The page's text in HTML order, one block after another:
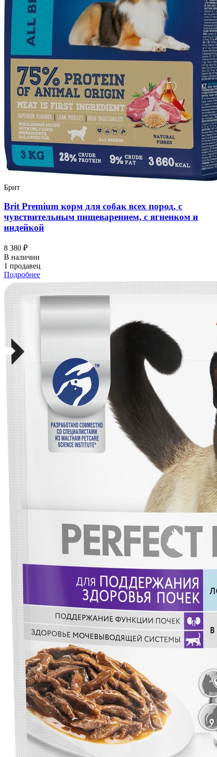
Брит
Brit Premium корм для собак всех пород, с
чувствительным пищеварением, с ягненком и
индейкой
8 380 ₽
В наличии
1 продавец
Подробнее